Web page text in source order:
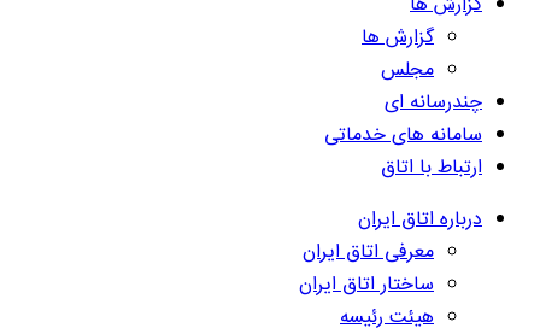
گزارش ها
مجلس
چندرسانه ای
سامانه های خدماتی
ارتباط با اتاق
درباره اتاق ایران
معرفی اتاق ایران
ساختار اتاق ایران
هیئت رئیسه